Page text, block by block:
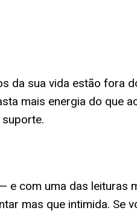
da sua vida estão fora
mais energia do que
com uma das leituras
mas que intimida. Se